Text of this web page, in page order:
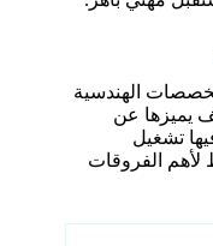
الهندسية
يميزها عن
تشغيل
الفروقات